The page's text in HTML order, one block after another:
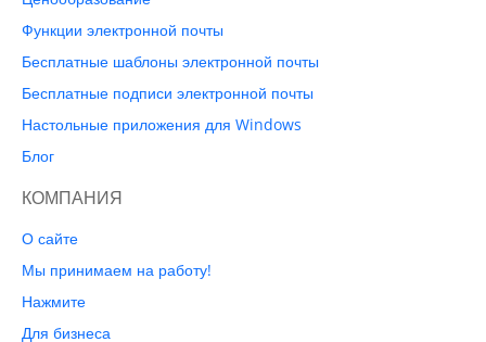
Функции электронной почты
Бесплатные шаблоны электронной почты
Бесплатные подписи электронной почты
Настольные приложения для Windows
Блог
КОМПАНИЯ
О сайте
Мы принимаем на работу!
Нажмите
Для бизнеса